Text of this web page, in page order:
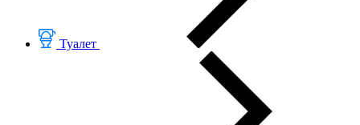
Туалет